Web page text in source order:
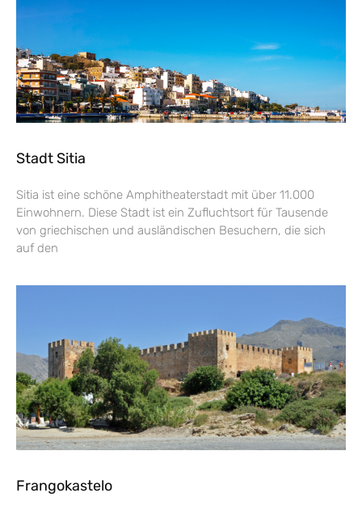
Stadt Sitia
Sitia ist eine schöne Amphitheaterstadt mit über 11.000
Einwohnern. Diese Stadt ist ein Zufluchtsort für Tausende
von griechischen und ausländischen Besuchern, die sich
auf den
Frangokastelo